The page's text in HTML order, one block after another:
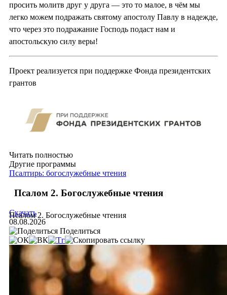
просить молитв друг у друга — это то малое, в чём мы
легко можем подражать святому апостолу Павлу в надежде,
что через это подражание Господь подаст нам и
апостольскую силу веры!
Проект реализуется при поддержке Фонда президентских
грантов
Читать полностью
Другие программы
Псалтирь: богослужебные чтения
Псалом 2. Богослужебные чтения
Псалом 2. Богослужебные чтения
Скачать
08.08.2026
Поделиться